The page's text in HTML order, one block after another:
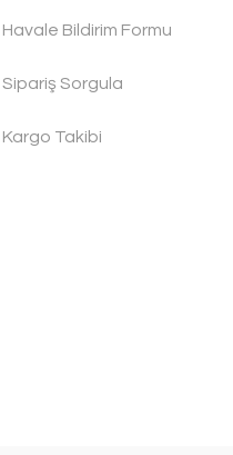
Havale Bildirim Formu
Sipariş Sorgula
Kargo Takibi